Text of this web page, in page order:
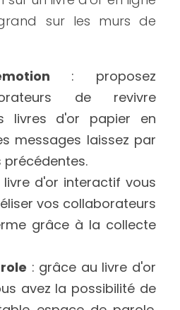
sur les murs de
: proposez
de revivre
livres d'or papier en
messages laissez par
précédentes.
livre d'or interactif vous
vos collaborateurs
grâce à la collecte
: grâce au livre d'or
avez la possibilité de